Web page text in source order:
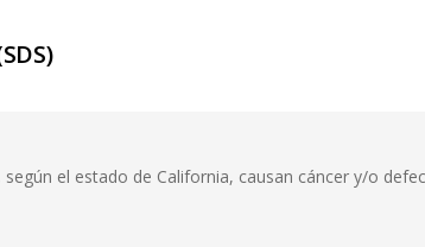
el estado de California, causan cáncer y/o